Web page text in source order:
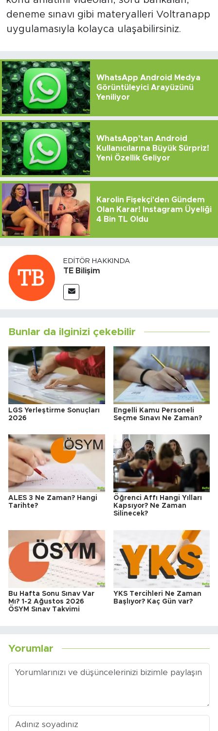
deneme sınavı gibi materyalleri Voltranapp
uygulamasıyla kolayca ulaşabilirsiniz.
WhatsApp Android Medya
Görüntüleyici Arayüzünü
Yeniliyor
WhatsApp'tan Android
Kullanıcılarına Büyük Sürpriz!
Yeni Özellik Geliyor
Karolin Fişekçi'den Gündem
Olan Karar! Instagram Üyeliği
4 Bin TL Oldu
EDITÖR HAKKINDA
TE Bilişim
Bunlar da ilginizi çekebilir
LGS Yerleştirme Sonuçları
2026
Engelli Kamu Personeli
Seçme Sınavı Ne Zaman?
ALES 3 Ne Zaman? Hangi
Tarihte?
Öğrenci Affı Hangi Yılları
Kapsıyor? Ne Zaman
Silinecek?
Bu Hafta Sonu Sınav Var
Mı? 1-2 Ağustos 2026
ÖSYM Sınav Takvimi
YKS Tercihleri Ne Zaman
Başlıyor? Kaç Gün var?
Yorumlar